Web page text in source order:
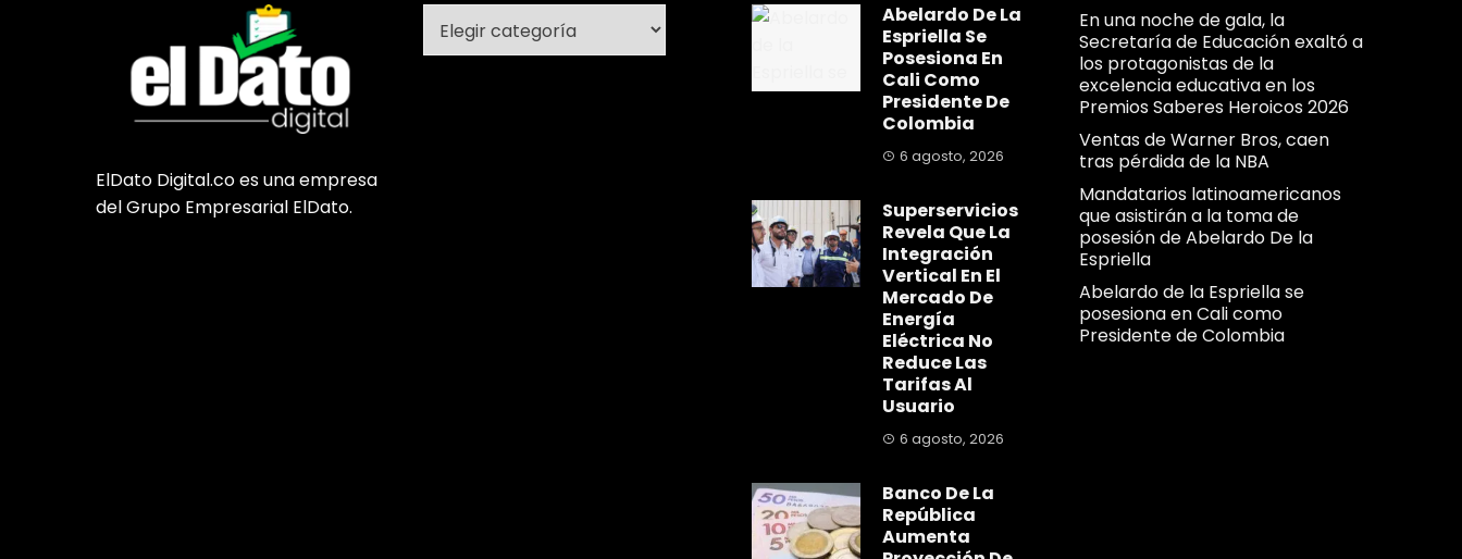
ElDato Digital.co es una empresa
del Grupo Empresarial ElDato.
Abelardo De La
Espriella Se
Posesiona En
Cali Como
Presidente De
Colombia
6 agosto, 2026
Superservicios
Revela Que La
Integración
Vertical En El
Mercado De
Energía
Eléctrica No
Reduce Las
Tarifas Al
Usuario
6 agosto, 2026
Banco De La
República
Aumenta
En una noche de gala, la
Secretaría de Educación exaltó a
los protagonistas de la
excelencia educativa en los
Premios Saberes Heroicos 2026
Ventas de Warner Bros, caen
tras pérdida de la NBA
Mandatarios latinoamericanos
que asistirán a la toma de
posesión de Abelardo De la
Espriella
Abelardo de la Espriella se
posesiona en Cali como
Presidente de Colombia